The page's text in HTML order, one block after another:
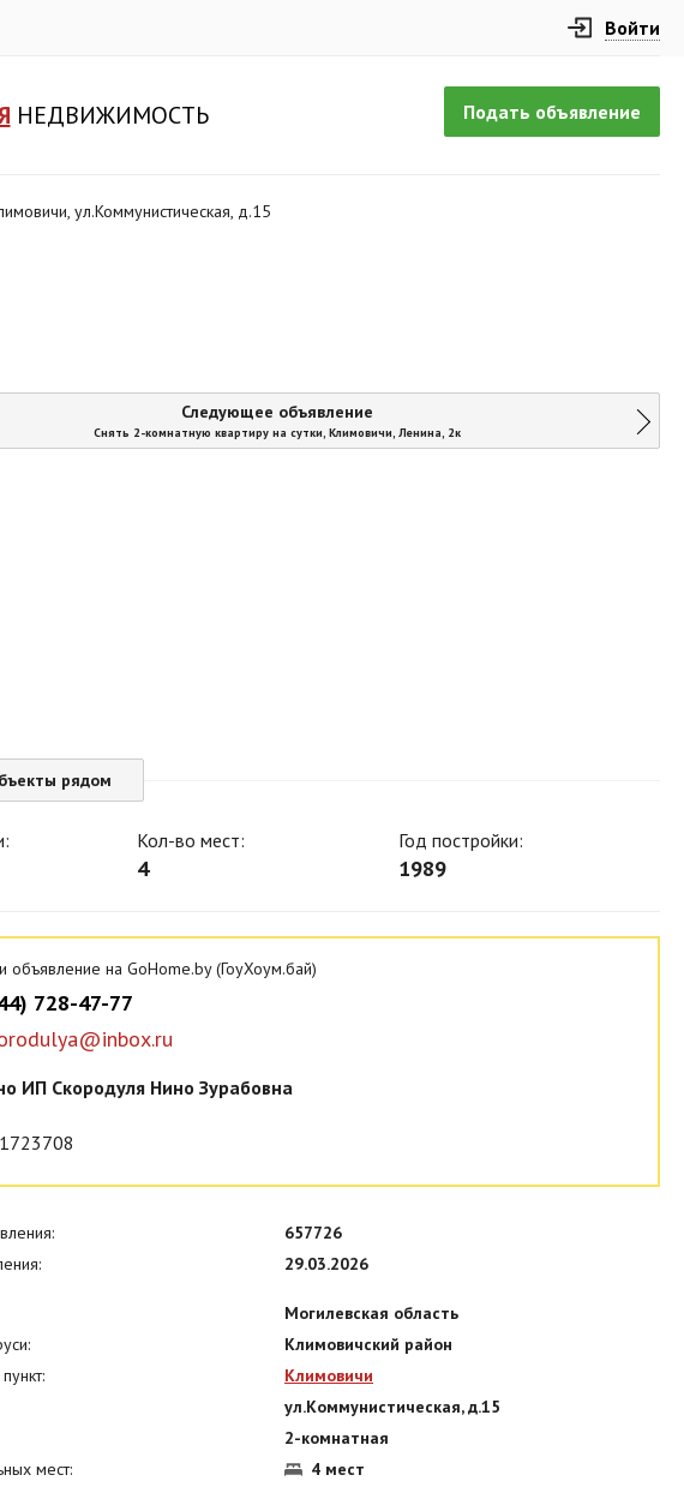
Войти
Подать объявление
НЕДВИЖИМОСТЬ
ул.Коммунистическая, д.15
Следующее объявление
Снять 2-комнатную квартиру на сутки, Климовичи, Ленина, 2к
рядом
Кол-во мест:
4
Год постройки:
1989
объявление на GoHome.by (ГоуХоум.бай)
728-47-77
ИП Скородуля Нино Зурабовна
657726
29.03.2026
Могилевская область
Климовичский район
Климовичи
ул.Коммунистическая, д.15
2-комнатная
мест:
4 мест